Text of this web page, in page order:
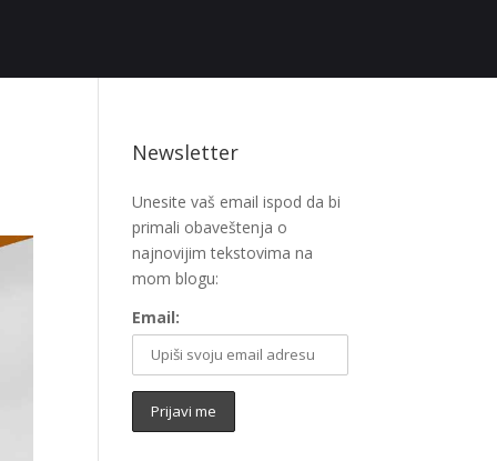
Newsletter
Unesite vaš email ispod da bi
primali obaveštenja o
najnovijim tekstovima na
mom blogu:
Email: